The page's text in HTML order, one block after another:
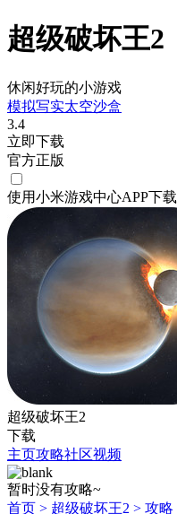
超级破坏王2
休闲好玩的小游戏
模拟写实太空沙盒
3.4
立即下载
官方正版
使用小米游戏中心APP下载
超级破坏王2
下载
主页攻略社区视频
暂时没有攻略~
首页 > 超级破坏王2 > 攻略